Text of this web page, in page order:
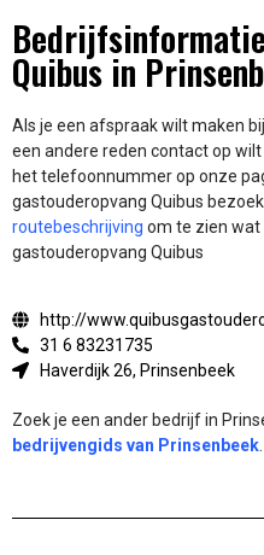
Quibus in
Als je een afspraak wilt maken
een andere reden contact op
het telefoonnummer op onze
gastouderopvang Quibus
routebeschrijving om te zien wat
gastouderopvang Quibus
http://
31 6 83231735
Haverdijk 26, Prinsenbeek
Zoek je een ander bedrijf in
bedrijvengids van Prinsenbeek